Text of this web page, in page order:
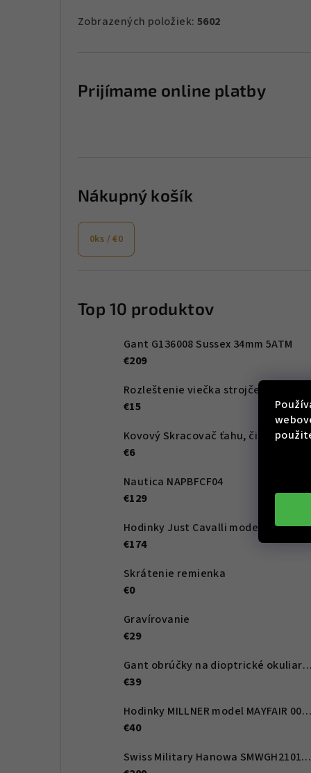
Zobrazených položiek: 5602
Prijímame online platby
Nákupný košík
0ks /€0
Top 10 produktov
Gant G136008 Sussex 34mm 5ATM
€209
€15
Kovový Skracovač ťahu, čierny
€6
Nautica NAPBFCF04
€129
Hodinky Just Cavalli model SET Viperized JC1L276M0055
€174
Skrátenie remienka
€0
Gravírovanie
€29
Gant obrúčky na dioptrické okuliare GA4107 068 53 - Dámské
€39
Hodinky MILLNER model MAYFAIR 0010107
€40
Swiss Military Hanowa SMWGH2101660